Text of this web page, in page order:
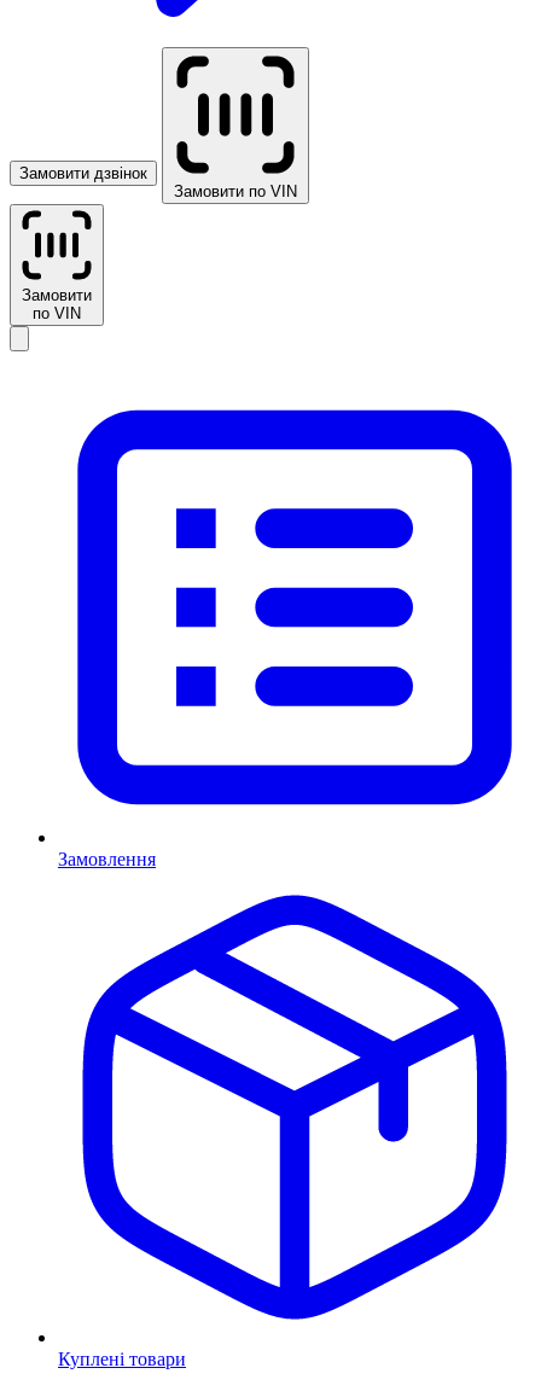
Замовити дзвінок
Замовити по VIN
Замовити
по VIN
Замовлення
Куплені товари